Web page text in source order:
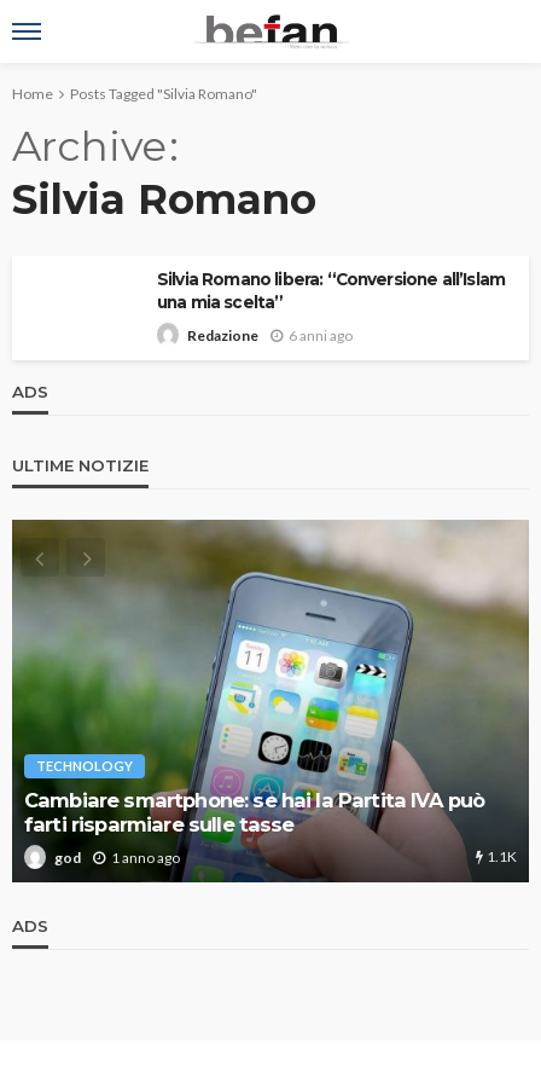
Home Posts Tagged "Silvia Romano"
Archive
Silvia Romano
Silvia Romano libera: “Conversione all’Islam
una mia scelta”
Redazione 6 anni ago
ADS
ULTIME NOTIZIE
TECHNOLOGY
Cambiare smartphone: se hai la Partita IVA può
farti risparmiare sulle tasse
god 1 anno ago 1.1K
ADS